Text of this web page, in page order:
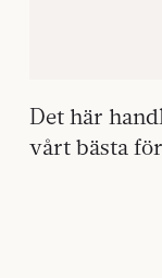
Det här
vårt bästa